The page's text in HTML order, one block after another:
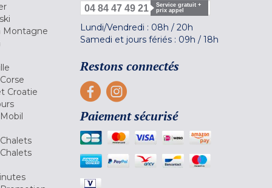
Montagne
Croatie
04 84 47 49 21
Service gratuit +
prix appel
Lundi/Vendredi : 08h / 20h
Samedi et jours fériés : 09h / 18h
Restons connectés
Paiement sécurisé